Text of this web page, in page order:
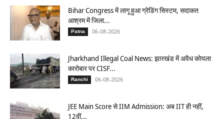
Bihar Congress में लागू हुआ ग्रेडिंग सिस्टम, सदाकत
आश्रम में जिला...
Patna 06-08-2026
Jharkhand Illegal Coal News: झारखंड में अवैध कोयला
कारोबार पर CISF...
Ranchi 06-08-2026
JEE Main Score से IIM Admission: अब IIT ही नहीं,
12वीं...